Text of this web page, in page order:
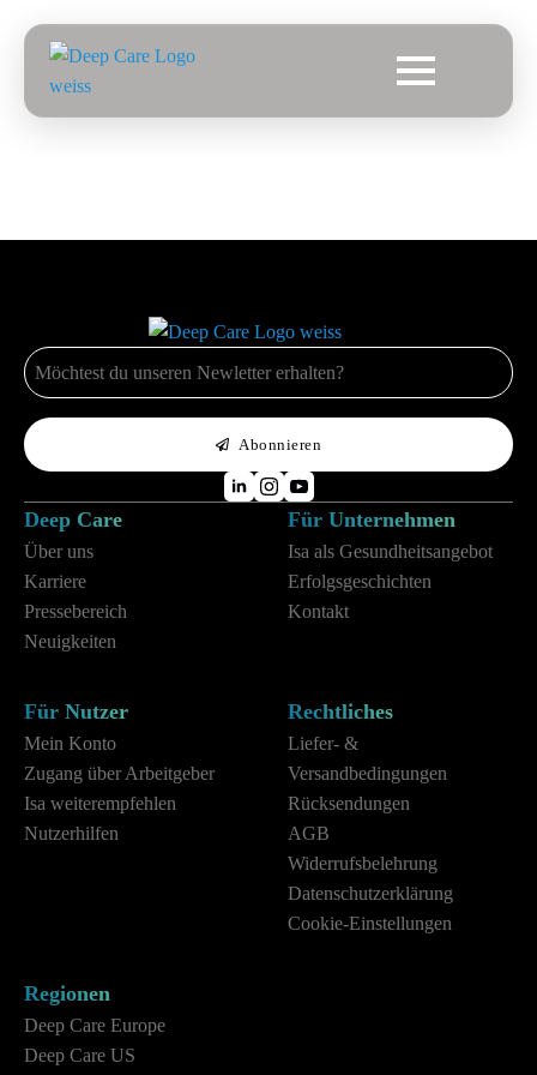
E-
Mail
*
Abonnieren
Deep Care
Über uns
Karriere
Pressebereich
Neuigkeiten
Für Unternehmen
Isa als Gesundheitsangebot
Erfolgsgeschichten
Kontakt
Für Nutzer
Mein Konto
Zugang über Arbeitgeber
Isa weiterempfehlen
Nutzerhilfen
Rechtliches
Liefer- &
Versandbedingungen
Rücksendungen
AGB
Widerrufsbelehrung
Datenschutzerklärung
Cookie-Einstellungen
Regionen
Deep Care Europe
Deep Care US